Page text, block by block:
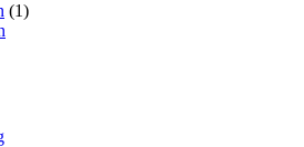
(1)